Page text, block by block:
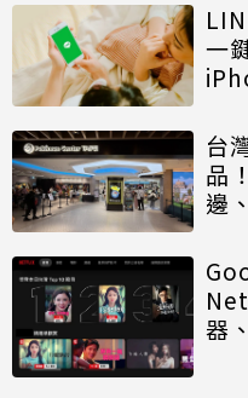
一
台
品
邊
器